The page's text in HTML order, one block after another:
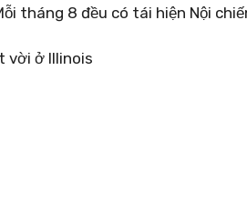
tháng 8 đều có tái hiện Nội
vời ở Illinois